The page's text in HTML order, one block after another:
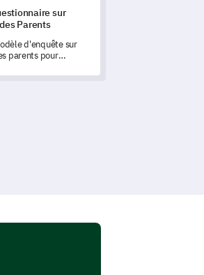
sur
Parents
d'enquête sur
parents pour
parents dans le